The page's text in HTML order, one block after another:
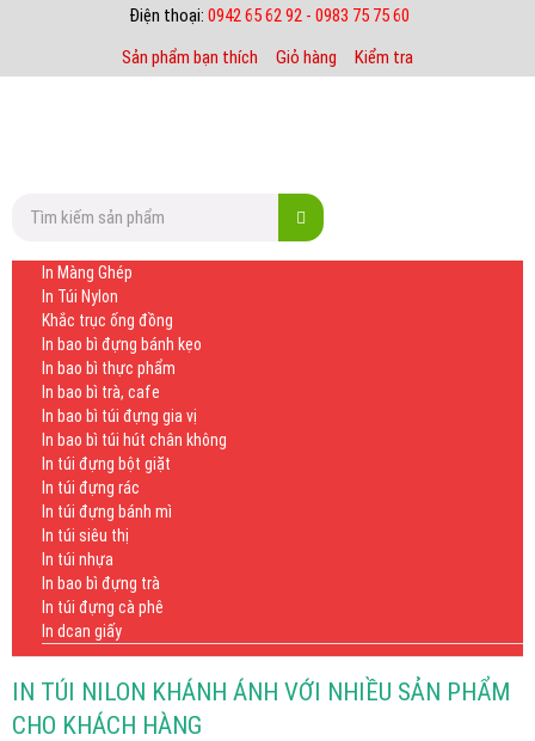
Điện thoại: 0942 65 62 92 - 0983 75 75 60
Sản phẩm bạn thích
Giỏ hàng Kiểm tra
In Màng Ghép
In Túi Nylon
Khắc trục ống đồng
In bao bì đựng bánh kẹo
In bao bì thực phẩm
In bao bì trà, cafe
In bao bì túi đựng gia vị
In bao bì túi hút chân không
In túi đựng bột giặt
In túi đựng rác
In túi đựng bánh mì
In túi siêu thị
In túi nhựa
In bao bì đựng trà
In túi đựng cà phê
In dcan giấy
IN TÚI NILON KHÁNH ÁNH VỚI NHIỀU SẢN PHẨM
CHO KHÁCH HÀNG